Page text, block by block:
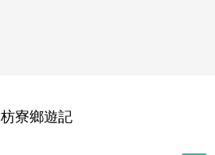
枋寮鄉遊記